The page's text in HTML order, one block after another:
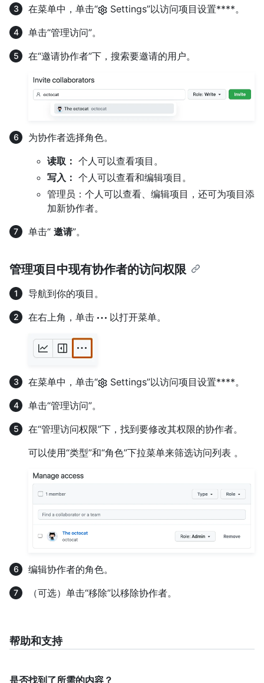
在菜单中，单击“
Settings”以访问项目设置****。
单击“管理访问”。
在“邀请协作者”下，搜索要邀请的用户。
为协作者选择角色。
读取： 个人可以查看项目。
写入： 个人可以查看和编辑项目。
管理员：个人可以查看、编辑项目，还可为项目添
加新协作者。
单击“ 邀请”。
管理项目中现有协作者的访问权限
导航到你的项目。
在右上角，单击
以打开菜单。
在菜单中，单击“
Settings”以访问项目设置****。
单击“管理访问”。
在“管理访问权限”下，找到要修改其权限的协作者。
可以使用“类型”和“角色”下拉菜单来筛选访问列表 。
编辑协作者的角色。
（可选）单击“移除”以移除协作者。
帮助和支持
是否找到了所需的内容？